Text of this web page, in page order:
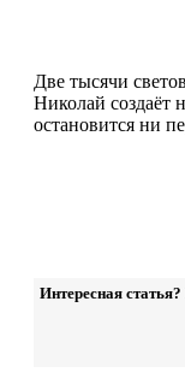
Две тысячи
Николай создаёт
остановится ни
Интересная